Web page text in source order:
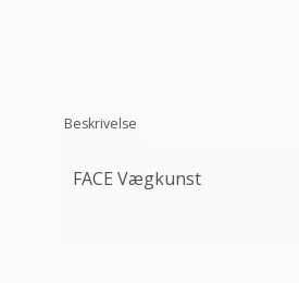
Beskrivelse
FACE Vægkunst